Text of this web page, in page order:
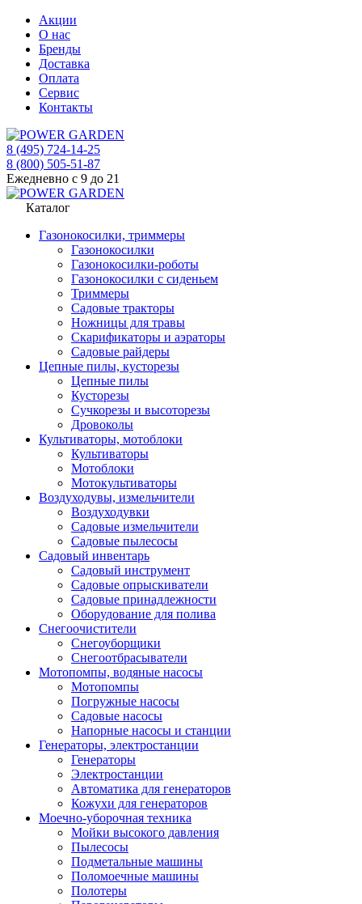
Акции
О нас
Бренды
Доставка
Оплата
Сервис
Контакты
8 (495) 724-14-25
8 (800) 505-51-87
Ежедневно с 9 до 21
Каталог
Газонокосилки, триммеры
Газонокосилки
Газонокосилки-роботы
Газонокосилки с сиденьем
Триммеры
Садовые тракторы
Ножницы для травы
Скарификаторы и аэраторы
Садовые райдеры
Цепные пилы, кусторезы
Цепные пилы
Кусторезы
Сучкорезы и высоторезы
Дровоколы
Культиваторы, мотоблоки
Культиваторы
Мотоблоки
Мотокультиваторы
Воздуходувы, измельчители
Воздуходувки
Садовые измельчители
Садовые пылесосы
Садовый инвентарь
Садовый инструмент
Садовые опрыскиватели
Садовые принадлежности
Оборудование для полива
Снегоочистители
Снегоуборщики
Снегоотбрасыватели
Мотопомпы, водяные насосы
Мотопомпы
Погружные насосы
Садовые насосы
Напорные насосы и станции
Генераторы, электростанции
Генераторы
Электростанции
Автоматика для генераторов
Кожухи для генераторов
Моечно-уборочная техника
Мойки высокого давления
Пылесосы
Подметальные машины
Поломоечные машины
Полотеры